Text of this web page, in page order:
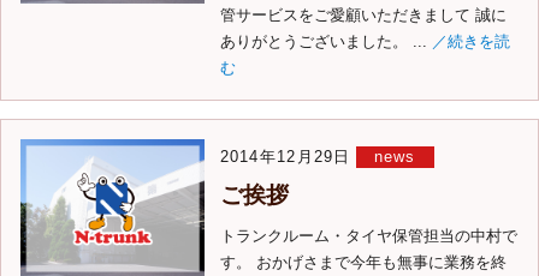
管サービスをご愛顧いただきまして 誠に
ありがとうございました。 ...
／続きを読
む
2014年12月29日 news
ご挨拶
トランクルーム・タイヤ保管担当の中村で
す。 おかげさまで今年も無事に業務を終